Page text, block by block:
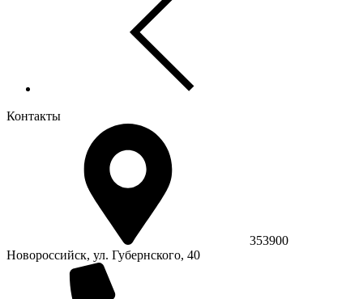
Контакты
353900
Новороссийск, ул. Губернского, 40